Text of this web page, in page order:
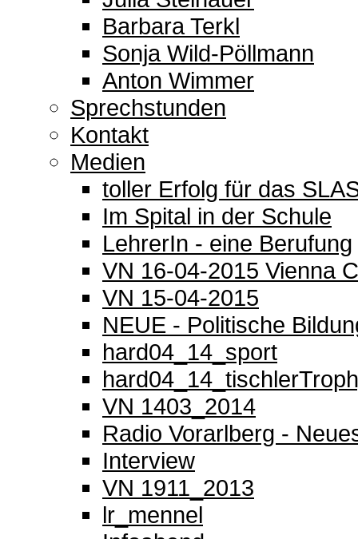
Barbara Terkl
Sonja Wild-Pöllmann
Anton Wimmer
Sprechstunden
Kontakt
Medien
toller Erfolg für das
Im Spital in der Schule
LehrerIn - eine Berufung
VN 16-04-2015 Vienna
VN 15-04-2015
NEUE - Politische
hard04_14_sport
VN 1403_2014
Radio Vorarlberg -
Interview
VN 1911_2013
lr_mennel